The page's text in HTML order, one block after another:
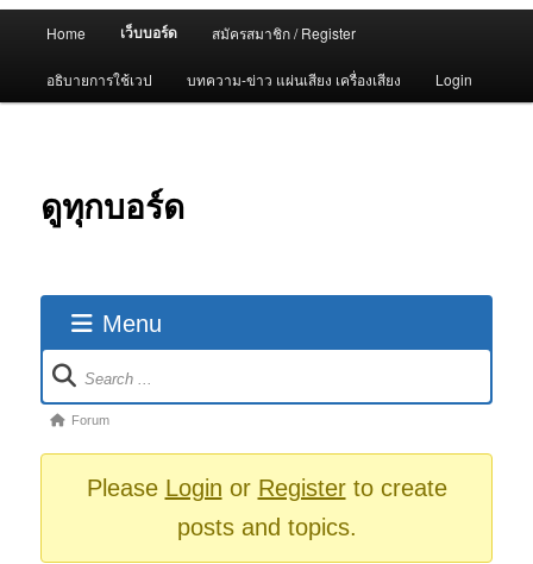
Home เว็บบอร์ด สมัครสมาชิก / Register
อธิบายการใช้เวป บทความ-ข่าว แผ่นเสียง เครื่องเสียง Login
ดูทุกบอร์ด
Menu
Forum
Navigation
ForumForum
Please Login or Registerto create
posts and topics.